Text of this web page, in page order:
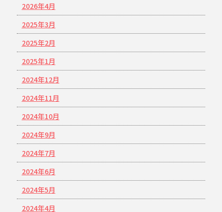
2026年4月
2025年3月
2025年2月
2025年1月
2024年12月
2024年11月
2024年10月
2024年9月
2024年7月
2024年6月
2024年5月
2024年4月